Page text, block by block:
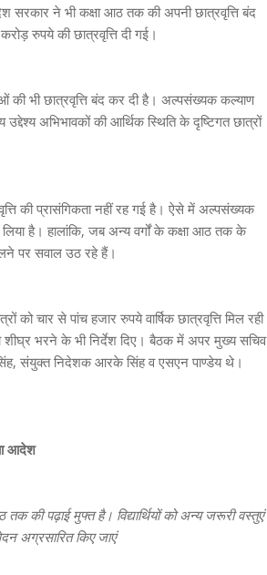
ने भी कक्षा आठ तक की अपनी छात्रवृत्ति बंद
रुपये की छात्रवृत्ति दी गई।
भी छात्रवृत्ति बंद कर दी है। अल्पसंख्यक कल्याण
अभिभावकों की आर्थिक स्थिति के दृष्टिगत छात्रों
की प्रासंगिकता नहीं रह गई है। ऐसे में अल्पसंख्यक
लिया है। हालांकि, जब अन्य वर्गों के कक्षा आठ तक के
पर सवाल उठ रहे हैं।
चार से पांच हजार रुपये वार्षिक छात्रवृत्ति मिल रही
शीघ्र भरने के भी निर्देश दिए। बैठक में अपर मुख्य सचिव
सिंह, संयुक्त निदेशक आरके सिंह व एसएन पाण्डेय थे।
आदेश
की पढ़ाई मुफ्त है। विद्यार्थियों को अन्य जरूरी वस्तुएं
अग्रसारित किए जाएं